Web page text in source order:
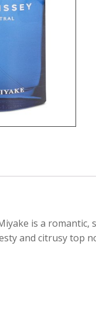
is a
and citrusy top